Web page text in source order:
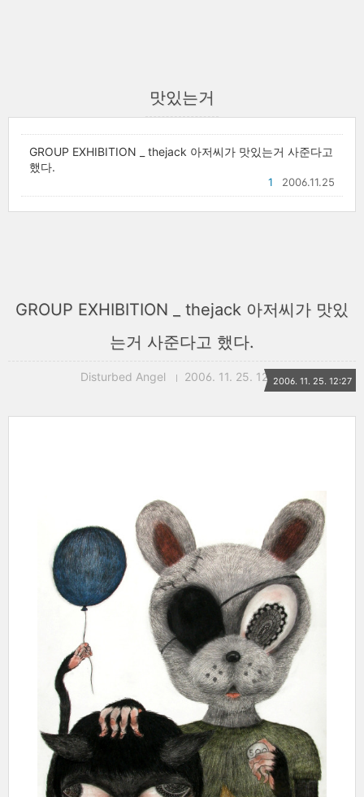
맛있는거
GROUP EXHIBITION _ thejack 아저씨가 맛있는거 사준다고
했다.
2006.11.25
1
GROUP EXHIBITION _ thejack 아저씨가 맛있
는거 사준다고 했다.
Disturbed Angel 2006. 11. 25. 12:272006. 11. 25. 12:27